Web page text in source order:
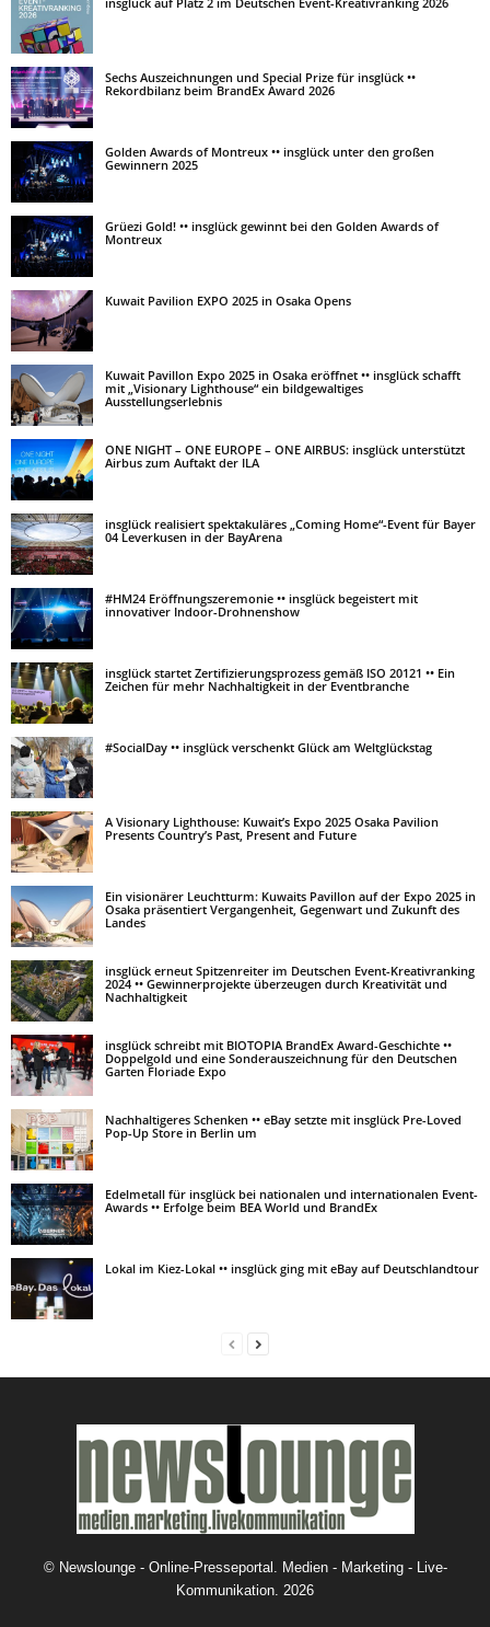
Sechs Auszeichnungen und Special Prize für insglück ••
Rekordbilanz beim BrandEx Award 2026
Golden Awards of Montreux •• insglück unter den großen
Gewinnern 2025
Grüezi Gold! •• insglück gewinnt bei den Golden Awards of
Montreux
Kuwait Pavilion EXPO 2025 in Osaka Opens
Kuwait Pavillon Expo 2025 in Osaka eröffnet •• insglück schafft
mit „Visionary Lighthouse“ ein bildgewaltiges
Ausstellungserlebnis
ONE NIGHT – ONE EUROPE – ONE AIRBUS: insglück unterstützt
Airbus zum Auftakt der ILA
insglück realisiert spektakuläres „Coming Home“-Event für Bayer
04 Leverkusen in der BayArena
#HM24 Eröffnungszeremonie •• insglück begeistert mit
innovativer Indoor-Drohnenshow
insglück startet Zertifizierungsprozess gemäß ISO 20121 •• Ein
Zeichen für mehr Nachhaltigkeit in der Eventbranche
#SocialDay •• insglück verschenkt Glück am Weltglückstag
A Visionary Lighthouse: Kuwait’s Expo 2025 Osaka Pavilion
Presents Country’s Past, Present and Future
Ein visionärer Leuchtturm: Kuwaits Pavillon auf der Expo 2025 in
Osaka präsentiert Vergangenheit, Gegenwart und Zukunft des
Landes
insglück erneut Spitzenreiter im Deutschen Event-Kreativranking
2024 •• Gewinnerprojekte überzeugen durch Kreativität und
Nachhaltigkeit
insglück schreibt mit BIOTOPIA BrandEx Award-Geschichte ••
Doppelgold und eine Sonderauszeichnung für den Deutschen
Garten Floriade Expo
Nachhaltigeres Schenken •• eBay setzte mit insglück Pre-Loved
Pop-Up Store in Berlin um
Edelmetall für insglück bei nationalen und internationalen Event-
Awards •• Erfolge beim BEA World und BrandEx
Lokal im Kiez-Lokal •• insglück ging mit eBay auf Deutschlandtour
© Newslounge - Online-Presseportal. Medien - Marketing - Live-
Kommunikation. 2026